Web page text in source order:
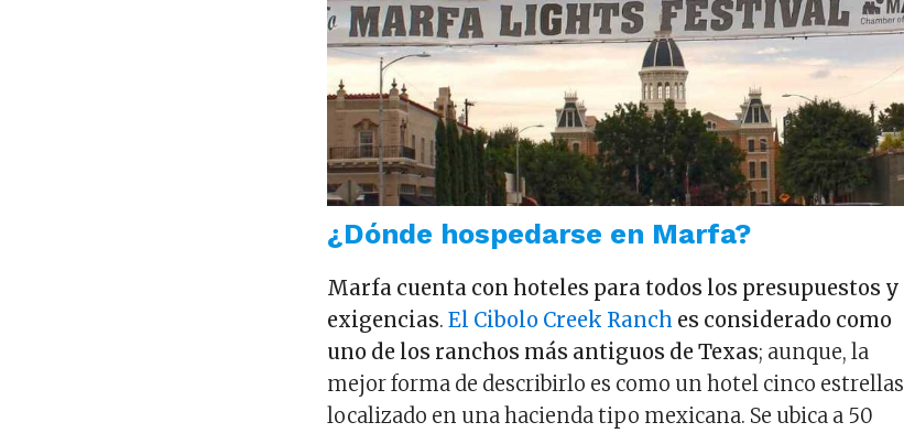
¿Dónde hospedarse en Marfa?
Marfa cuenta con hoteles para todos los presupuestos y
exigencias.El Cibolo Creek Ranch es considerado como
uno de los ranchos más antiguos de Texas; aunque, la
mejor forma de describirlo es como un hotel cinco estrellas
localizado en una hacienda tipo mexicana. Se ubica a 50